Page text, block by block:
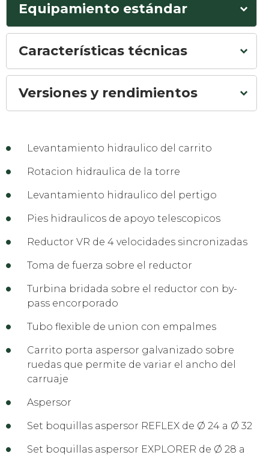
Equipamiento estándar
Características técnicas
Versiones y rendimientos
Levantamiento hidraulico del carrito
Rotacion hidraulica de la torre
Levantamiento hidraulico del pertigo
Pies hidraulicos de apoyo telescopicos
Reductor VR de 4 velocidades sincronizadas
Toma de fuerza sobre el reductor
Turbina bridada sobre el reductor con by-
pass encorporado
Tubo flexible de union con empalmes
Carrito porta aspersor galvanizado sobre
ruedas que permite de variar el ancho del
carruaje
Aspersor
Set boquillas aspersor REFLEX de Ø 24 a Ø 32
Set boquillas aspersor EXPLORER de Ø 28 a